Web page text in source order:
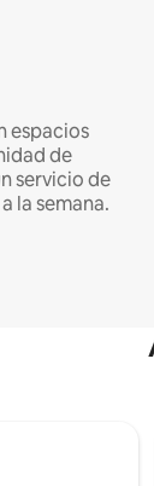
espacios
de
servicio de
la semana.